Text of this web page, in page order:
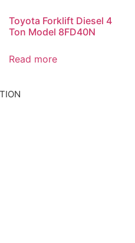
Toyota Forklift Diesel 4
Ton Model 8FD40N
Read more